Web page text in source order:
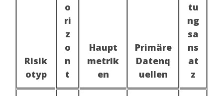
Risik
otyp
o
ri
z
o
n
t
Haupt
metrik
en
Primäre
Datenq
uellen
tu
ng
sa
ns
at
z